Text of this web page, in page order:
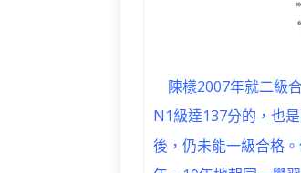
陳樣2007年就二級
N1級達137分的，也
後，仍未能一級合格